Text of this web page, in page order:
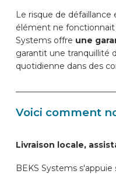
Le risque de
élément ne
Systems offre une
garantit une tranquillité
quotidienne dans des
Voici comment
Livraison locale,
BEKS Systems